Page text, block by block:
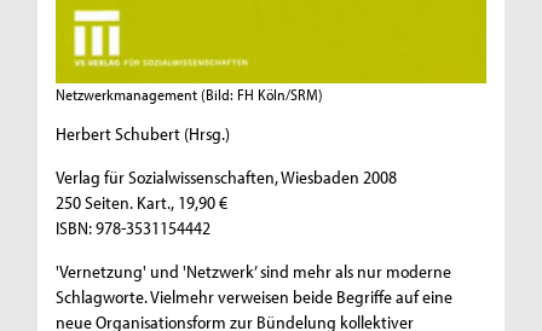
Netzwerkmanagement(Bild: FH Köln/SRM)
Herbert Schubert (Hrsg.)
Verlag für Sozialwissenschaften, Wiesbaden 2008
250 Seiten. Kart., 19,90 €
ISBN: 978-3531154442
'Vernetzung' und 'Netzwerk’ sind mehr als nur moderne
Schlagworte. Vielmehr verweisen beide Begriffe auf eine
neue Organisationsform zur Bündelung kollektiver